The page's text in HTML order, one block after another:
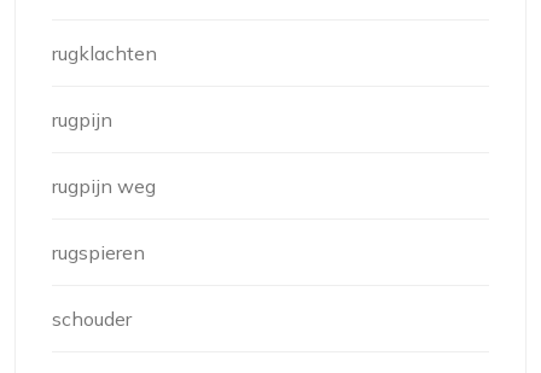
rugklachten
rugpijn
rugpijn weg
rugspieren
schouder